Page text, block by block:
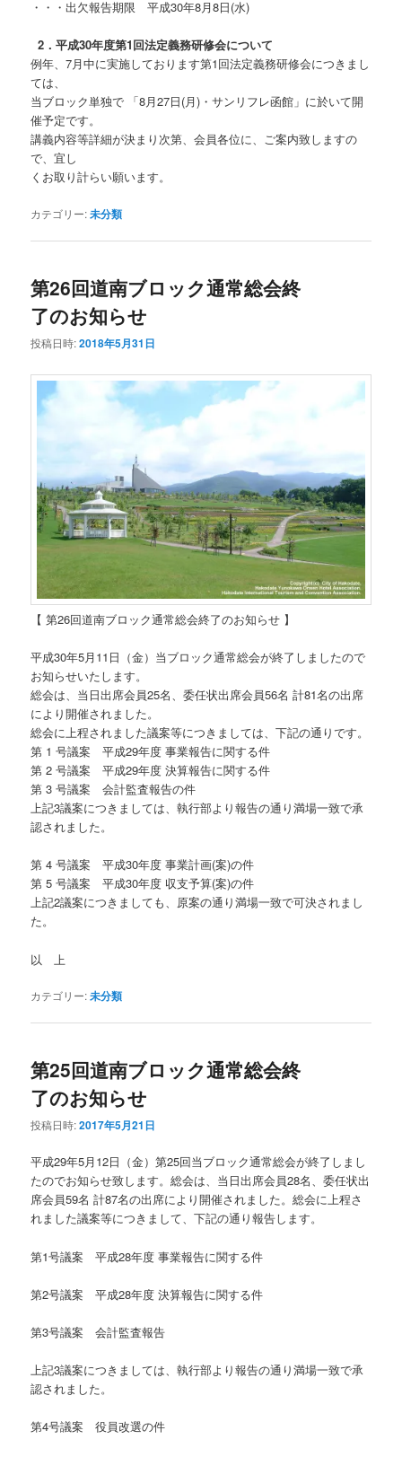
・・・出欠報告期限 平成30年8月8日(水)
2．平成30年度第1回法定義務研修会について
例年、7月中に実施しております第1回法定義務研修会につきまし
ては、
当ブロック単独で 「8月27日(月)・サンリフレ函館」に於いて開
催予定です。
講義内容等詳細が決まり次第、会員各位に、ご案内致しますの
で、宜し
くお取り計らい願います。
カテゴリー:未分類
第26回道南ブロック通常総会終
了のお知らせ
投稿日時:2018年5月31日
【 第26回道南ブロック通常総会終了のお知らせ 】
平成30年5月11日（金）当ブロック通常総会が終了しましたので
お知らせいたします。
総会は、当日出席会員25名、委任状出席会員56名 計81名の出席
により開催されました。
総会に上程されました議案等につきましては、下記の通りです。
第 1 号議案 平成29年度 事業報告に関する件
第 2 号議案 平成29年度 決算報告に関する件
第 3 号議案 会計監査報告の件
上記3議案につきましては、執行部より報告の通り満場一致で承
認されました。
第 4 号議案 平成30年度 事業計画(案)の件
第 5 号議案 平成30年度 収支予算(案)の件
上記2議案につきましても、原案の通り満場一致で可決されまし
た。
以 上
カテゴリー:未分類
第25回道南ブロック通常総会終
了のお知らせ
投稿日時:2017年5月21日
平成29年5月12日（金）第25回当ブロック通常総会が終了しまし
たのでお知らせ致します。総会は、当日出席会員28名、委任状出
席会員59名 計87名の出席により開催されました。総会に上程さ
れました議案等につきまして、下記の通り報告します。
第1号議案 平成28年度 事業報告に関する件
第2号議案 平成28年度 決算報告に関する件
第3号議案 会計監査報告
上記3議案につきましては、執行部より報告の通り満場一致で承
認されました。
第4号議案 役員改選の件